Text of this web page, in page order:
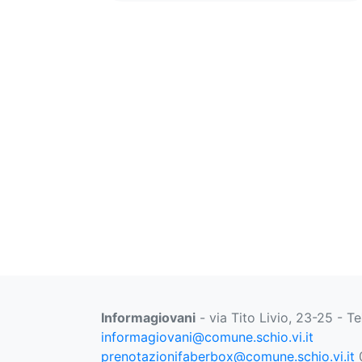
Informagiovani - via Tito Livio, 23-25 -
informagiovani@comune.schio.vi.it
prenotazionifaberbox@comune.schio.vi.it